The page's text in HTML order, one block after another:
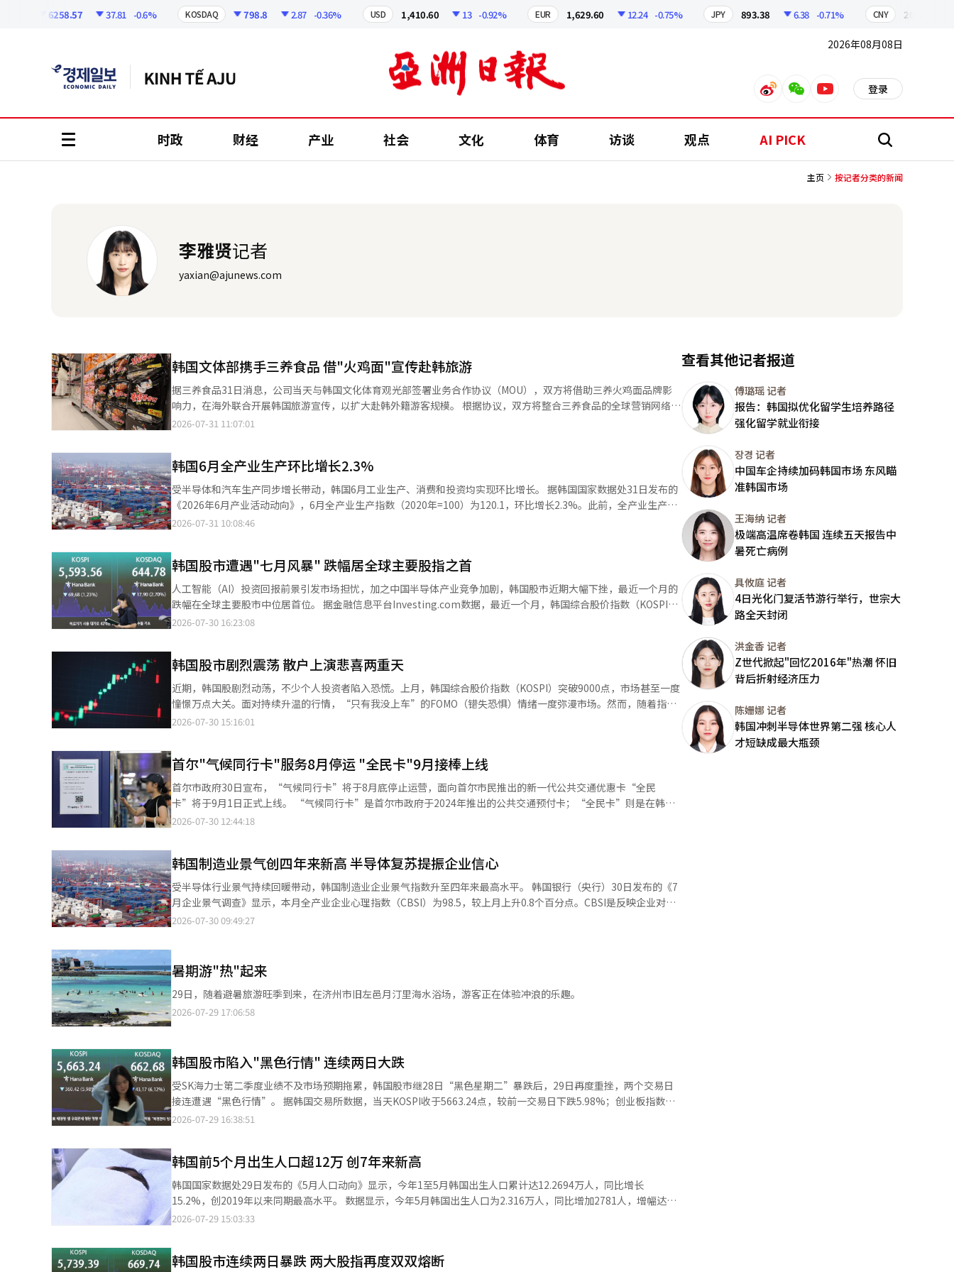
6258.57 37.81 -0.6% KOSDAQ 798.8 2.87 -0.36% USD 1,410.60 13 -0.92% EUR 1,629.60 12.24 -0.75% JPY 893.38 6.38 -0.71% CNY 209.17
2026年08月08日
weiboweixinyoutube 登录
时政 财经 产业 社会 文化 体育 访谈 观点 AI PICK 搜
主页 按记者分类的新闻
李雅贤记者
yaxian@ajunews.com
韩国文体部携手三养食品 借"火鸡面"宣传赴韩旅游
据三养食品31日消息，公司当天与韩国文化体育观光部签署业务合作协议（MOU），双方将借助三养火鸡面品牌影
响力，在海外联合开展韩国旅游宣传，以扩大赴韩外籍游客规模。 根据协议，双方将整合三养食品的全球营销网络与
政府方面的旅游资源，构建面向全球消费者的海外旅游推广模式，推动韩国食品消费热潮向赴韩旅游需求转化。 双方
者扫码即可获取韩国旅游资源及产品特色介绍，并参与相关互动体验活动。 在8月21日至23日于泰国曼谷举行
的“2026韩国文化旅游节（Love Korea）”上，双方将设立体验展区，游客可品尝三养火鸡面，并体验韩国传统文
化和游戏。此外，韩国文化体育观光部与三养食品还将依托双方官方网站及社交媒体平台，持续开展联合宣传，向全
球消费者推介韩国多元化的旅游资源。 三养食品会长金廷修表示，随着全球消费者对韩国食品关注度持续升温，公司
将以此次合作为契机，发挥品牌竞争力和全球营销网络优势，向更多海外消费者传递韩国文化与旅游魅力。
2026-07-31 11:07:01
韩国6月全产业生产环比增长2.3%
受半导体和汽车生产同步增长带动，韩国6月工业生产、消费和投资均实现环比增长。 据韩国国家数据处31日发布的
《2026年6月产业活动动向》，6月全产业生产指数（2020年=100）为120.1，环比增长2.3%。此前，全产业生产已
连续两个月（4月、5月）下滑，6月转为增长，增幅创2020年6月（2.9%）以来新高。 分行业来看，矿工业生产环比
片产量回升带动。 服务业生产环比增长0.7%。信息通信业、住宿餐饮业分别下降3%和2.3%，但金融保险业、运输
仓储业分别增长2.8%和2%，支撑整体服务业保持增长。 反映消费状况的零售销售额指数为106.1，环比增长2.7%，
增幅为今年1月（2.8%）以来最大。其中，服装等半耐用品销售下降1.7%，乘用车、通信设备及电脑等耐用品销售则
大幅增长12.6%，食品等非耐用品销售增长0.2%。耐用品销售增幅创2009年9月以来新高，其中乘用车销售增长
21.8%，为2020年3月以来最大增幅。 按零售业态划分，汽车及燃料零售店（10.5%）、免税店（2.8%）、专业零售
增长5.8%，其中机械设备、运输设备投资分别增长6.9%和3.4%。 建筑工程环比增长4.1%。土木工程完成额下降
1.3%，但半导体工厂等非住宅建筑与公寓等住宅建筑施工增加，带动整体建筑工程增长。不过，建筑订单额同比下
降28.1%，其中土木工程订单增长3.2%，建筑工程订单大幅下降36.9%。
2026-07-31 10:08:46
韩国股市遭遇"七月风暴" 跌幅居全球主要股指之首
人工智能（AI）投资回报前景引发市场担忧，加之中国半导体产业竞争加剧，韩国股市近期大幅下挫，最近一个月的
跌幅在全球主要股市中位居首位。 据金融信息平台Investing.com数据，最近一个月，韩国综合股价指数（KOSPI）
累计下跌约40%，跌幅居全球主要股市之首；创业板指数（KOSDAQ）跌幅超过30%，位列第二。相比之下，同期中
点，创下今年3月以来第二大单日盘中跌幅；30日续跌1.23%，收于5593.56点。与此同时，KOSPI与KOSDAQ自本月
28日起连续两个交易日触发熔断机制，交易均暂停20分钟。这是韩国两大股票市场历史上首次连续两日同步触发熔
断。 随着韩国股市剧烈震荡，外资与机构投资者获利了结意愿明显升温，抛售力度加大。仅本月28日一天，外资净
卖出韩国股票规模便达5.7万亿韩元（约合人民币268亿元），今年以来累计净卖出规模已高达195万亿韩元。 多家国
际投行研报指出，此轮股市大跌主要受两方面因素叠加影响。一是市场对AI投资回报预期的担忧升温，二是中国半导
忧巨额资本支出将给企业现金流带来压力，并对AI投资能否兑现预期回报产生质疑，进而拖累全球科技股投资情绪迅
速降温。 中国半导体企业技术进步速度快于市场预期，进一步加剧了业界对存储芯片行业竞争加剧的担忧。渣打银行
与德国商业银行均认为，中国持续推动存储芯片及光刻设备产业发展，是加剧市场不安情绪的重要因素。高盛则指
出，若长鑫科技进一步扩大产能，可能加剧存储芯片市场的供给与价格竞争，对现有厂商形成长期压力。 不过，多数
国际投行仍维持对AI及半导体产业长期增长前景的乐观判断。渣打银行认为，尽管中国企业竞争压力持续增强，但AI
电子3.9倍、SK海力士3.4倍、美光科技6.2倍、长鑫科技15倍。韩国两大存储芯片企业估值明显低于主要竞争对手，
低估值优势进一步凸显。 不过，摩根士丹利与Vantage Global Prime均指出，在市场对AI投资盈利能力的疑虑得到
充分缓解之前，韩国股市恐难迎来持续性反弹。分析认为，在投资者看到AI投资真正带动企业盈利改善之前，逢低买
盘仍将保持谨慎，韩国股市高波动性或将在一段时间内持续。
2026-07-30 16:23:08
韩国股市剧烈震荡 散户上演悲喜两重天
近期，韩国股剧烈动荡，不少个人投资者陷入恐慌。上月，韩国综合股价指数（KOSPI）突破9000点，市场甚至一度
憧憬万点大关。面对持续升温的行情，“只有我没上车”的FOMO（错失恐惧）情绪一度弥漫市场。然而，随着指数
此后大幅回落逾三成，投资者心态也迅速逆转，“幸好没入场”的JOMO（错失喜悦）心理正在散户群体中迅速蔓
KOSPI与KOSDAQ市场历史上首次连续两个交易日同时触发熔断机制。 股市急挫给韩国散户带来沉重打击。面对不断
扩大的跌幅，不少散户选择持续加仓以摊薄持仓成本，却在行情进一步下探的过程中越套越深，部分投资者账户亏损
已超过本金的一半，市场风险偏好也随之快速降温。 韩国上班族金先生表示，自己在前一交易日股价下跌时追加买入
了价值300多万韩元（约合人民币1.4万元）的股票，没想到第二天股价继续走低，如今已无力继续加码，只能“听天
由命”。上班族李先生则调侃道：“外面是酷暑，我的股票账户却是一片‘蓝色阴雨天’。”他坦言，看到朋友在上
并留言“退出股市”“这是人生中最大的恐惧”。与此同时，晒出巨额亏损的“账户认证帖”频繁出现，折射出本轮
暴跌给散户造成的心理冲击。 不过，在市场大幅震荡的另一面，一些成功避开下跌的投资者则暗自庆幸。近
期，“JOMO”一词开始在韩国网络社区频繁出现，指的是因未参与投资、从而躲过亏损而产生的轻松与满足感。有
网民表示，自己约一个月前卖出了三星电子股票，此后股价一度走高，身边不少人认为他离场过早，他本人当时也曾
懊悔；但随着市场随后持续下挫，他反而庆幸自己及时套现、守住了既有收益。 截至目前，KOSPI指数7月累计跌幅
亏损比例更高达57%。随着28日股价进一步急跌，预计亏损投资者比例还将继续攀升。 更值得关注的是杠杆投资带
期股市剧烈震荡，他不仅赔光了此前获得的全部收益，连投入的本金也悉数亏损。 多家外媒对韩国股市这轮前所未有
的剧烈波动提出批评。路透社日前报道称，韩国投资者通过杠杆方式向本国人工智能企业投入数十亿美元，令这个一
的“事后补救”。 专家则提醒个人投资者，在市场波动加剧的环境下应更加审慎地作出投资决策。韩国世宗大学经营
学教授金大钟（音）分析称，近期股市接连暴跌，已不只是一般意义上的技术性调整，更反映出投资者信心的快速降
温。从历史经验看，市场大幅回调后往往会以优质企业为中心逐步进入修复阶段，与其被过度恐慌情绪裹挟，不如立
足企业基本面和内在价值作出判断。 韩国加图立大学经济学教授梁俊晳则指出，近年来部分年轻人对股票、虚拟资产
等高风险投资及金融机构贷款的风险认识不足，随着投资者低龄化趋势日益明显，政策层面不仅应加强对借贷炒股和
2026-07-30 15:16:01
首尔"气候同行卡"服务8月停运 "全民卡"9月接棒上线
首尔市政府30日宣布，“气候同行卡”将于8月底停止运营，面向首尔市民推出的新一代公共交通优惠卡“全民
卡”将于9月1日正式上线。 “气候同行卡”是首尔市政府于2024年推出的公共交通预付卡；“全民卡”则是在韩国
全国性公共交通优惠卡“K-Pass”基础上，叠加面向首尔市民的青年优惠等地方特色政策推出的服务。 新政策将青
公共交通支出不足6.2万韩元（约合人民币289元），用户也可按比例获得返现，其中普通用户返现比例为20%，青年
用户为30%。 目前，已使用“K-Pass”的首尔市民无需重新申领新卡，即可自动享受首尔市推出的青年优惠政策。
首次申请“全民卡”的市民，可前往新韩银行、现代卡、三星卡、BC卡、KB国民银行、NH农协银行、韩亚银行、友
利银行、IBK企业银行、光州银行、K银行等主要金融机构营业网点，或通过各发卡机构官网及手机应用程序（APP）
办理。 为避免现行30天版“气候同行卡”停用与“全民卡”上线之间出现政策空档，给市民造成不便，首尔市决定
600万人。继今年4月突破500万人后，仅约3个月便新增100万人。 韩国国土交通部大都市圈广域交通委员会委员长
金容锡（音）表示，通过与首尔市协商，成功避免了“气候同行卡”停运可能带来的优惠空档，也进一步提升了市民
出行的便利性。
2026-07-30 12:44:18
韩国制造业景气创四年来新高 半导体复苏提振企业信心
受半导体行业景气持续回暖带动，韩国制造业企业景气指数升至四年来最高水平。 韩国银行（央行）30日发布的《7
月企业景气调查》显示，本月全产业企业心理指数（CBSI）为98.5，较上月上升0.8个百分点。CBSI是反映企业对整
体经济认识的指标，高于100表示企业对经济状况的预期心理较过去平均水平更加乐观，低于100则相反。 从产业分
费上涨影响，运输仓储业景气有所恶化。 按企业规模划分，大企业企业信心指数为105.3，较上月上升0.8个百分点，
为2022年5月以来新高；中小企业企业信心指数为97.6，较上月上升1.9个百分点，创2023年7月以来新高。出口企业
和内需企业企业信心指数分别上升1.1个百分点和2个百分点，升至107.5和100。 8月全产业企业心理指数预期值为
96.5，较本月上升1.3个百分点。其中，制造业预期指数升至100.5，为2022年9月以来最高；非制造业预期指数则升
负责人李兴厚（音）表示：“最近大企业和出口企业的表现相对较好，但这次造船、半导体等主力产业的景气回暖，
也带动了机械设备、金属加工、精密仪器等行业，并对中小企业和内需企业产生了一定的正面影响。”他同时指出，
尽管企业和消费者信心尚未恢复至长期平均水平100，但整体经济心理正呈现逐步改善的态势。
2026-07-30 09:49:27
暑期游"热"起来
29日，随着避暑旅游旺季到来，在济州市旧左邑月汀里海水浴场，游客正在体验冲浪的乐趣。
2026-07-29 17:06:58
韩国股市陷入"黑色行情" 连续两日大跌
受SK海力士第二季度业绩不及市场预期拖累，韩国股市继28日“黑色星期二”暴跌后，29日再度重挫，两个交易日
接连遭遇“黑色行情”。 据韩国交易所数据，当天KOSPI收于5663.24点，较前一交易日下跌5.98%；创业板指数
（KOSDAQ）收于662.68点，下跌6.12%。KOSPI盘中一度冲高至6228.52点，随后急转直下，跌至5262.77点，两度
停牌（Sidecar）机制后，又相继触发熔断机制（Circuit Breaker），暂停交易20分钟。这也是韩国两大股票市场历
史上首次连续两个交易日同步触发熔断机制。 随着SK海力士公布第二季度业绩后股价由涨转跌，市场情绪迅速逆
转。SK海力士29日发布业绩公告，第二季度营业利润为60.5426万亿韩元，同比增长557.2%，营业利润率高达
76%，均创历史新高。但第二季度业绩仍低于市场预期。 与此同时，在当天举行的业绩说明会上，公司未披露高带
宽存储器（HBM）产品价格谈判等市场关注的具体进展，对于股东回报政策也仅表示“正在研究进一步提高股东回
9.61%；三星电子收于20.85万韩元，较前一交易日下跌5.23%。两家企业同步重挫，拖累KOSPI跌破6000点整数关
2026-07-29 16:38:51
韩国前5个月出生人口超12万 创7年来新高
韩国国家数据处29日发布的《5月人口动向》显示，今年1至5月韩国出生人口累计达12.2694万人，同比增长
15.2%，创2019年以来同期最高水平。 数据显示，今年5月韩国出生人口为2.316万人，同比增加2781人，增幅达
13.6%，自2024年7月以来连续23个月保持增长，且已连续5个月保持两位数增长。 今年5月韩国总和生育率为0.85，
死亡人数突破2.9万人，也高于2022年5月新冠疫情高峰期的2.8902万人。 国家数据处相关负责人分析认为，今年5月
2026-07-29 15:03:33
韩国股市连续两日暴跌 两大股指再度双双熔断
查看其他记者报道
傅璐瑶 记者
报告：韩国拟优化留学生培养路径
强化留学就业衔接
장경 记者
中国车企持续加码韩国市场 东风瞄
准韩国市场
王海纳 记者
极端高温席卷韩国 连续五天报告中
暑死亡病例
具攸庭 记者
4日光化门复活节游行举行，世宗大
路全天封闭
洪金香 记者
Z世代掀起"回忆2016年"热潮 怀旧
背后折射经济压力
陈姗娜 记者
韩国冲刺半导体世界第二强 核心人
才短缺成最大瓶颈